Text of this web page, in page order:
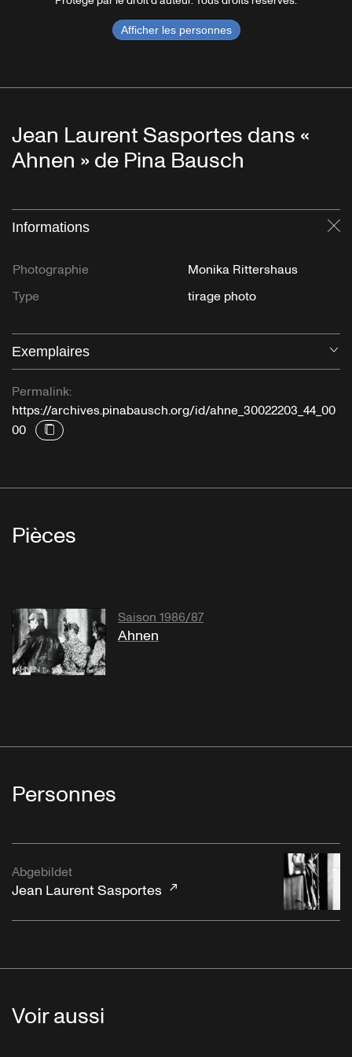
Afficher les personnes
Jean Laurent Sasportes dans «
Ahnen » de Pina Bausch
Informations
Photographie
Monika Rittershaus
Type
tirage photo
Exemplaires
Permalink:
https://archives.pinabausch.org/id/ahne_30022203_44_00
00
Pièces
Saison 1986/87
Ahnen
Personnes
Abgebildet
Jean Laurent Sasportes
Voir aussi